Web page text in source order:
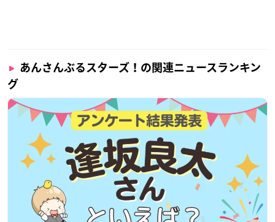
あんさんぶるスターズ！の関連ニュースランキン
グ